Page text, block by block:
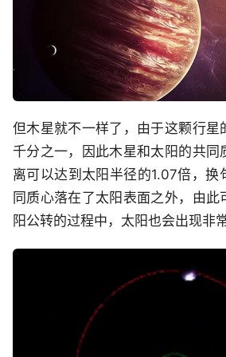
但木星就不一样了，由于这颗行星
千分之一，因此木星和太阳的共同
离可以达到太阳半径的1.07倍，换
同质心落在了太阳表面之外，由此
阳公转的过程中，太阳也会出现非